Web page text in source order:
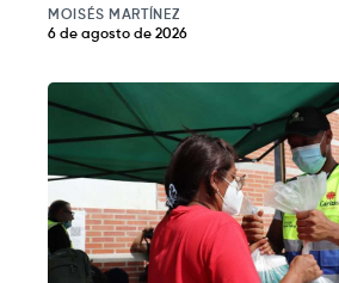
MOISÉS MARTÍNEZ
6 de agosto de 2026